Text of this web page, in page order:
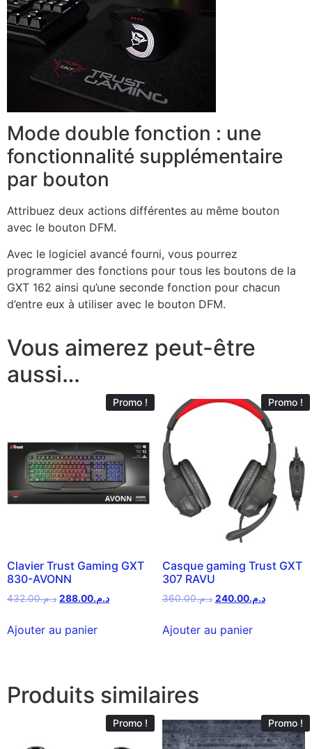
Mode double fonction : une
fonctionnalité supplémentaire
par bouton
Attribuez deux actions différentes au même bouton
avec le bouton DFM.
Avec le logiciel avancé fourni, vous pourrez
programmer des fonctions pour tous les boutons de la
GXT 162 ainsi qu’une seconde fonction pour chacun
d’entre eux à utiliser avec le bouton DFM.
Vous aimerez peut-être
aussi…
Promo !
Clavier Trust Gaming GXT
830-AVONN
د.م.432.00 د.م.288.00
Ajouter au panier
Promo !
Casque gaming Trust GXT
307 RAVU
د.م.360.00 د.م.240.00
Ajouter au panier
Produits similaires
Promo ! Promo !